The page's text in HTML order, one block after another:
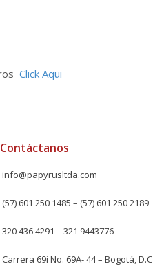
Click Aqui
Contáctanos
info@papyrusltda.com
(57) 601 250 1485 – (57) 601 250 2189
320 436 4291 – 321 9443776
Carrera 69i No. 69A- 44 – Bogotá, D.C